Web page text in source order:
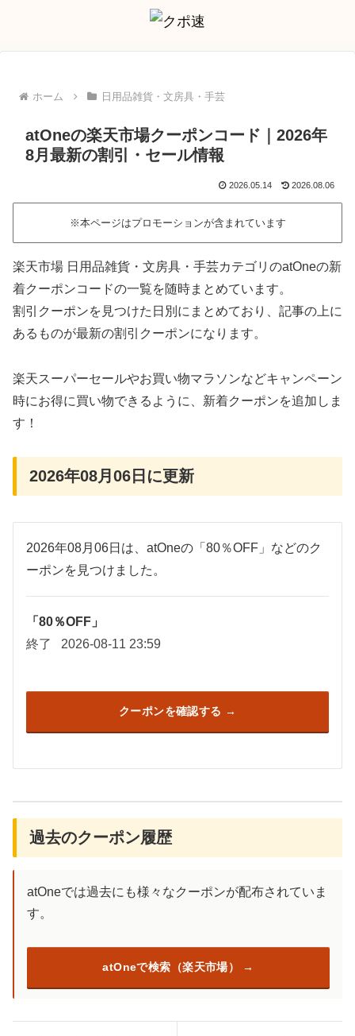
ホーム 日用品雑貨・文房具・手芸
atOneの楽天市場クーポンコード｜2026年
8月最新の割引・セール情報
2026.05.14 2026.08.06
※本ページはプロモーションが含まれています
楽天市場 日用品雑貨・文房具・手芸カテゴリのatOneの新
着クーポンコードの一覧を随時まとめています。
割引クーポンを見つけた日別にまとめており、記事の上に
あるものが最新の割引クーポンになります。
楽天スーパーセールやお買い物マラソンなどキャンペーン
時にお得に買い物できるように、新着クーポンを追加しま
す！
2026年08月06日に更新
2026年08月06日は、atOneの「80％OFF」などのク
ーポンを見つけました。
「80％OFF」
終了
2026-08-11 23:59
クーポンを確認する
過去のクーポン履歴
atOneでは過去にも様々なクーポンが配布されていま
す。
atOneで検索（楽天市場）